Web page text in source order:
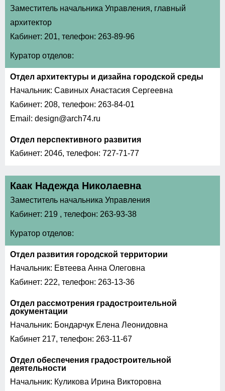
Заместитель начальника Управления, главный
архитектор
Кабинет: 201, телефон: 263-89-96
Куратор отделов:
Отдел архитектуры и дизайна городской среды
Начальник: Савиных Анастасия Сергеевна
Кабинет: 208, телефон: 263-84-01
Email: design@arch74.ru
Отдел перспективного развития
Кабинет: 204б, телефон: 727-71-77
Каак Надежда Николаевна
Заместитель начальника Управления
Кабинет: 219 , телефон: 263-93-38
Куратор отделов:
Отдел развития городской территории
Начальник: Евтеева Анна Олеговна
Кабинет: 222, телефон: 263-13-36
Отдел рассмотрения градостроительной
документации
Начальник: Бондарчук Елена Леонидовна
Кабинет 217, телефон: 263-11-67
Отдел обеспечения градостроительной
деятельности
Начальник: Куликова Ирина Викторовна